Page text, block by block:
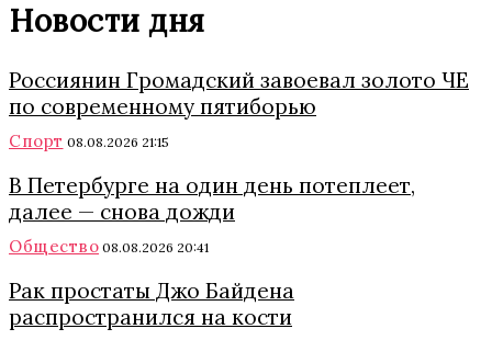
Новости дня
Россиянин Громадский завоевал золото ЧЕ
по современному пятиборью
Спорт 08.08.2026 21:15
В Петербурге на один день потеплеет,
далее — снова дожди
Общество 08.08.2026 20:41
Рак простаты Джо Байдена
распространился на кости